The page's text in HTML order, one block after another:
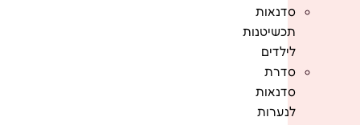
סדנאות
תכשיטנות
לילדים
סדרת
סדנאות
לנערות